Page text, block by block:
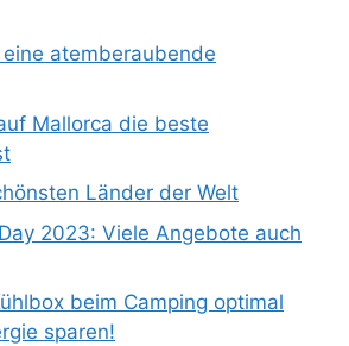
atemberaubende
Mallorca die beste
Länder der Welt
2023: Viele Angebote auch
beim Camping optimal
sparen!